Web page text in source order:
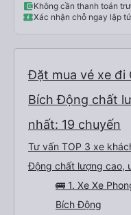
Không cần thanh toán
Xác nhận chỗ ngay lập
Đặt mua vé xe đi
Bích Động chất
nhất: 19 chuyến
Tư vấn TOP 3 xe
Động chất lượng cao,
🚌 1. Xe Xe
Bích Động